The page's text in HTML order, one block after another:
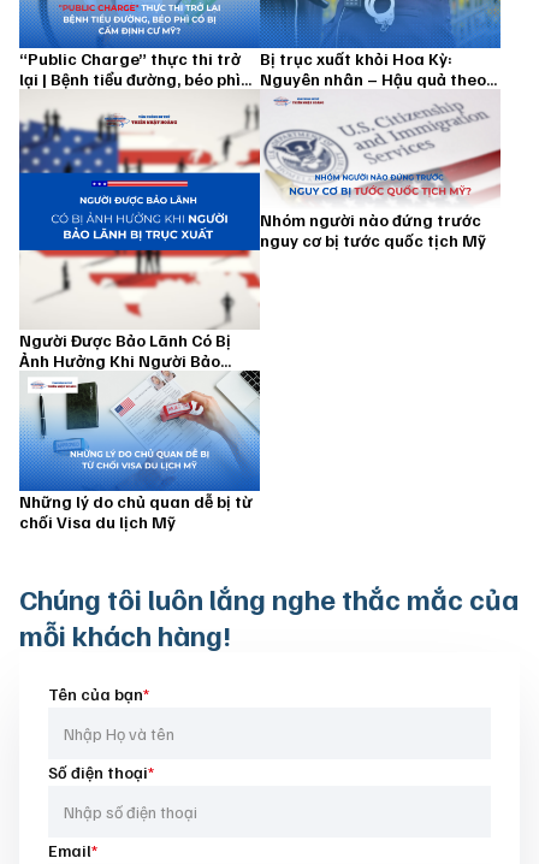
“Public Charge” thực thi trở
lại | Bệnh tiểu đường, béo phì
Bị trục xuất khỏi Hoa Kỳ:
Nguyên nhân – Hậu quả theo
luật di trú Mỹ
Người Được Bảo Lãnh Có Bị
Ảnh Hưởng Khi Người Bảo
Lãnh Bị Trục Xuất Không?
Nhóm người nào đứng trước
nguy cơ bị tước quốc tịch Mỹ
Những lý do chủ quan dễ bị từ
chối Visa du lịch Mỹ
Chúng tôi luôn lắng nghe thắc mắc của
mỗi khách hàng!
Tên của bạn*
Số điện thoại*
Email*